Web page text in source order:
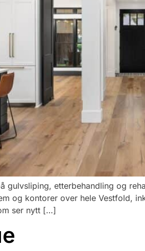
gulvsliping, etterbehandling og
og kontorer over hele Vestfold,
ser nytt […]